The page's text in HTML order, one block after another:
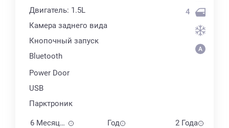
Двигатель: 1.5L
Камера заднего вида
Кнопочный запуск
Bluetooth
Power Door
USB
Парктроник
4
6 Месяцев Год 2 Года